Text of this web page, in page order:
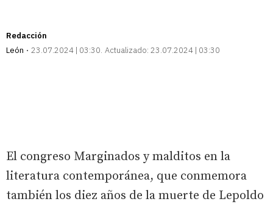
Redacción
León
23.07.2024 | 03:30 Actualizado: 23.07.2024 | 03:30
El congreso Marginados y malditos en la
literatura contemporánea, que conmemora
también los diez años de la muerte de Lepoldo